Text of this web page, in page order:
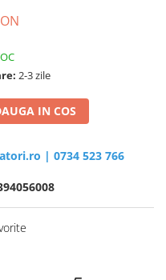
2-3 zile
IN COS
| 0734 523 766